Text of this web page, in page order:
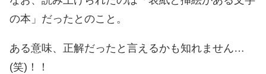
の本」だったとのこと。
ある意味、正解だったと言えるかも知れません…
(笑)！！